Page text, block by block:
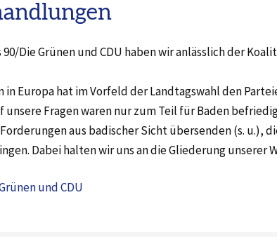
Die Grünen und CDU haben wir anlässlich der
in Europa hat im Vorfeld der Landtagswahl den
Fragen waren nur zum Teil für Baden
aus badischer Sicht übersenden (s. u.),
Dabei halten wir uns an die Gliederung unserer
und CDU